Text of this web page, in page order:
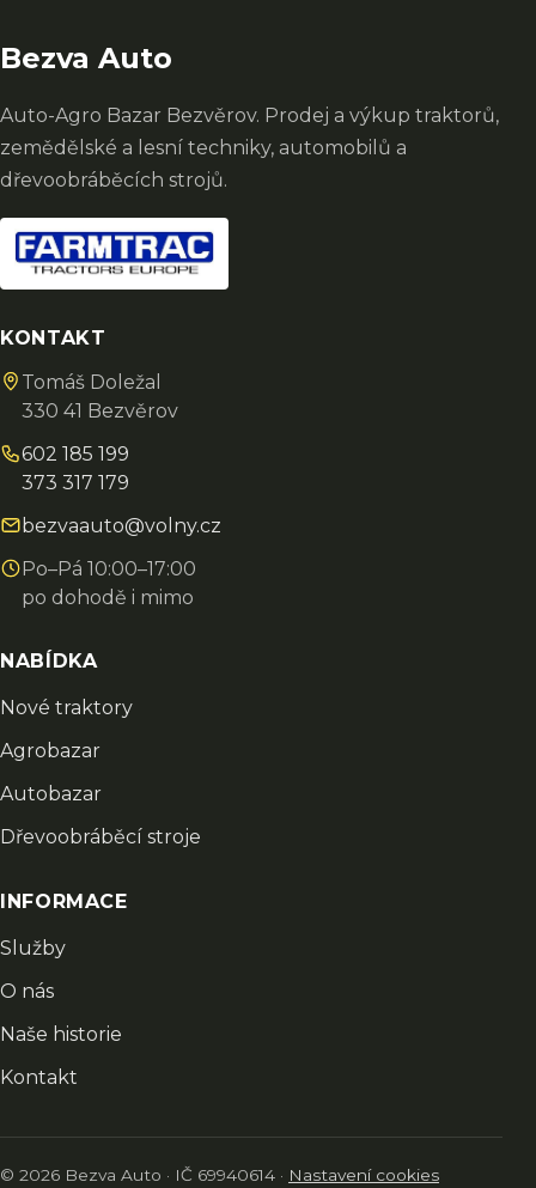
Bezva Auto
Auto-Agro Bazar Bezvěrov. Prodej a výkup traktorů,
zemědělské a lesní techniky, automobilů a
dřevoobráběcích strojů.
KONTAKT
Tomáš Doležal
330 41 Bezvěrov
602 185 199
373 317 179
bezvaauto@volny.cz
Po–Pá 10:00–17:00
po dohodě i mimo
NABÍDKA
Nové traktory
Agrobazar
Autobazar
Dřevoobráběcí stroje
INFORMACE
Služby
O nás
Naše historie
Kontakt
© 2026 Bezva Auto · IČ 69940614 · Nastavení cookies